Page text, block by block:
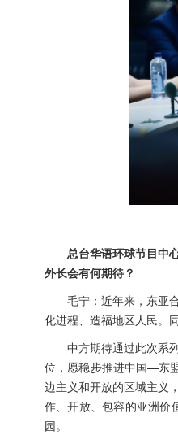
总台华语环球节目中
外长会有何期待？
毛宁：近年来，东亚
化进程、造福地区人民。
中方期待通过此次系
位，愿稳步推进中国—东
边主义和开放的区域主义
作、开放、包容的亚洲价
园。